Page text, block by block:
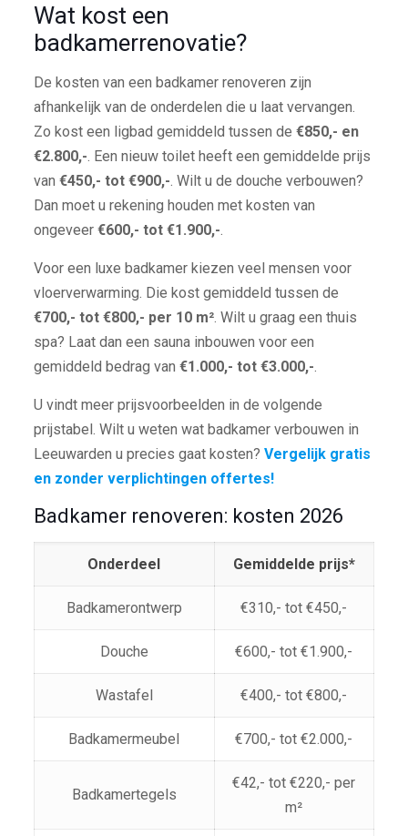
Wat kost een
badkamerrenovatie?
De kosten van een badkamer renoveren zijn
afhankelijk van de onderdelen die u laat vervangen.
Zo kost een ligbad gemiddeld tussen de €850,- en
€2.800,-. Een nieuw toilet heeft een gemiddelde prijs
van €450,- tot €900,-. Wilt u de douche verbouwen?
Dan moet u rekening houden met kosten van
ongeveer €600,- tot €1.900,-.
Voor een luxe badkamer kiezen veel mensen voor
vloerverwarming. Die kost gemiddeld tussen de
€700,- tot €800,- per 10 m². Wilt u graag een thuis
spa? Laat dan een sauna inbouwen voor een
gemiddeld bedrag van €1.000,- tot €3.000,-.
U vindt meer prijsvoorbeelden in de volgende
prijstabel. Wilt u weten wat badkamer verbouwen in
Leeuwarden u precies gaat kosten? Vergelijk gratis
en zonder verplichtingen offertes!
Badkamer renoveren: kosten 2026
Onderdeel Gemiddelde prijs*
Badkamerontwerp €310,- tot €450,-
Douche €600,- tot €1.900,-
Wastafel €400,- tot €800,-
Badkamermeubel €700,- tot €2.000,-
Badkamertegels
€42,- tot €220,- per
m²